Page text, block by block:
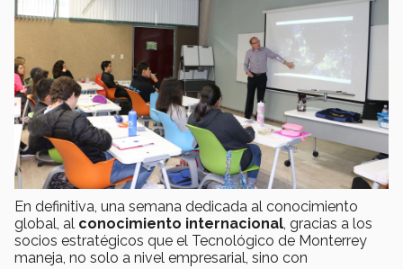
En definitiva, una semana dedicada al conocimiento
global, al conocimiento internacional, gracias a los
socios estratégicos que el Tecnológico de Monterrey
maneja, no solo a nivel empresarial, sino con